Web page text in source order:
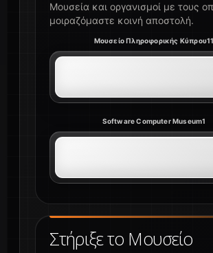
Μουσεία και οργανισμοί με τους
μοιραζόμαστε κοινή αποστολή.
Μουσείο Πληροφορικής Κύπρου11
Software Computer Museum1
Στήριξε το Μουσείο